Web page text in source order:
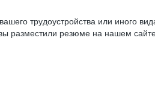
трудоустройства или иного
разместили резюме на нашем